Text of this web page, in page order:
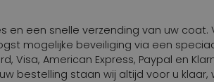
een snelle verzending van uw coat.
mogelijke beveiliging via een
Visa, American Express, Paypal en
bestelling staan wij altijd voor u